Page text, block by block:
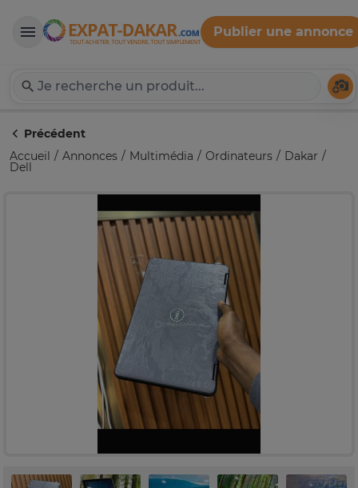
Expat-Dakar
Publier une annonce
Précédent
Accueil
Annonces Multimédia Ordinateurs Dakar
Dell